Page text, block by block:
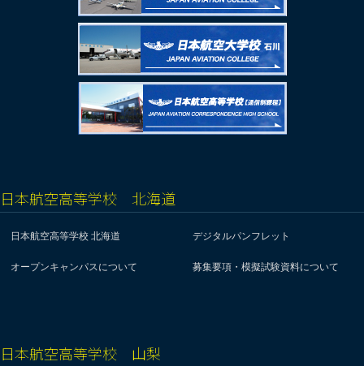
日本航空高等学校 北海道
日本航空高等学校 北海道 デジタルパンフレット
オープンキャンパスについて 募集要項・模擬試験資料について
日本航空高等学校 山梨